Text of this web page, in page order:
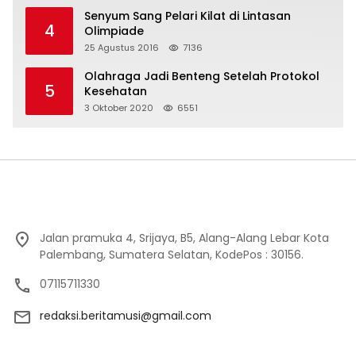
4
Senyum Sang Pelari Kilat di Lintasan
Olimpiade
25 Agustus 2016 7136
5
Olahraga Jadi Benteng Setelah Protokol
Kesehatan
3 Oktober 2020 6551
Jalan pramuka 4, Srijaya, B5, Alang-Alang Lebar Kota
Palembang, Sumatera Selatan, KodePos : 30156.
07115711330
redaksi.beritamusi@gmail.com